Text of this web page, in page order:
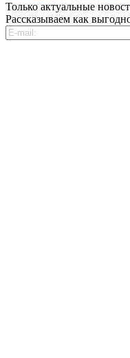
Только актуальные
Рассказываем как